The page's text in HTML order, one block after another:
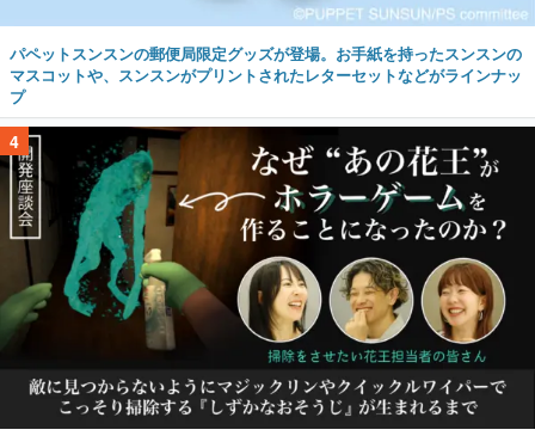
パペットスンスンの郵便局限定グッズが登場。お手紙を持ったスンスンの
マスコットや、スンスンがプリントされたレターセットなどがラインナッ
プ
4